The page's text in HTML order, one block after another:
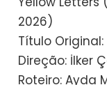
2026)
Título
Direção: İlker
Roteiro: Ayda